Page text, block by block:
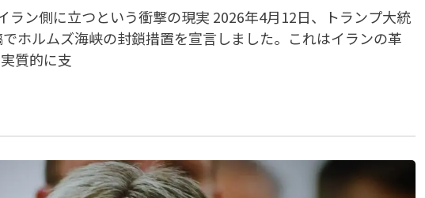
ン側に立つという衝撃の現実 2026年4月12日、トランプ大統
ホルムズ海峡の封鎖措置を宣言しました。これはイランの革
質的に支